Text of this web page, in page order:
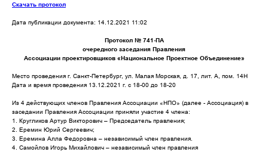
Скачать протокол
Дата публикации документа: 14.12.2021 11:02
Протокол № 741-ПА
очередного заседания Правления
Ассоциации проектировщиков «Национальное Проектное Объединение»
Место проведения г. Санкт-Петербург, ул. Малая Морская, д. 17, лит. А, пом. 14Н
Дата и время проведения 13.12.2021 г. с 18-00 до 18-20
Из 4 действующих членов Правления Ассоциации «НПО» (далее - Ассоциация) в
заседании Правления Ассоциации приняли участие 4 члена:
1. Кругликов Артур Викторович – Председатель правления;
2. Еремин Юрий Сергеевич;
3. Еремина Алла Федоровна – независимый член правления.
4. Самойлов Игорь Михайлович – независимый член правления